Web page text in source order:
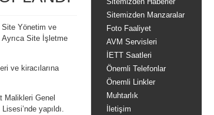
Site Yönetim ve
Ayrıca Site İşletme
ve kiracılarına
Malikleri Genel
yapıldı.
Sitemizden Manzaralar
Foto Faaliyet
AVM Servisleri
İETT Saatleri
Önemli Telefonlar
Önemli Linkler
Muhtarlık
İletişim